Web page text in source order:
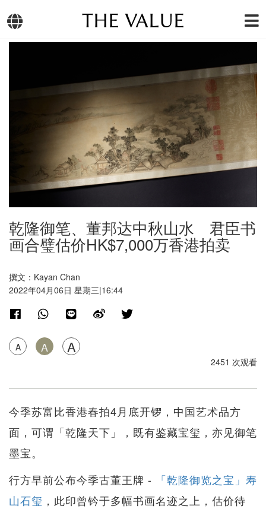
THE VALUE
乾隆御笔、董邦达中秋山水 君臣书
画合璧估价HK$7,000万香港拍卖
撰文：Kayan Chan
2022年04月06日 星期三|16:44
A A A
2451 次观看
今季苏富比香港春拍4月底开锣，中国艺术品方
面，可谓「乾隆天下」，既有鉴藏宝玺，亦见御笔
墨宝。
行方早前公布今季古董王牌 -
「乾隆御览之宝」寿
山石玺 ，此印曾钤于多幅书画名迹之上，估价待